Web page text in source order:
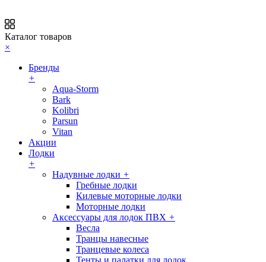
Каталог товаров
×
Бренды
+
Aqua-Storm
Bark
Kolibri
Parsun
Vitan
Акции
Лодки
+
Надувные лодки +
Гребные лодки
Килевые моторные лодки
Моторные лодки
Аксессуары для лодок ПВХ +
Весла
Транцы навесные
Транцевые колеса
Тенты и палатки для лодок